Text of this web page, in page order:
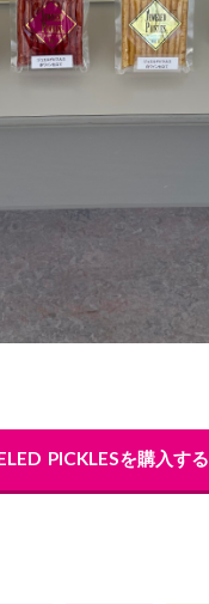
PICKLESを購入する